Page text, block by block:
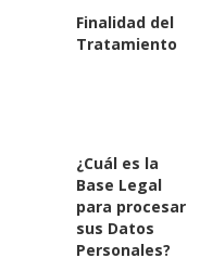
Finalidad del
Tratamiento
¿Cuál es la
Base Legal
para procesar
sus Datos
Personales?